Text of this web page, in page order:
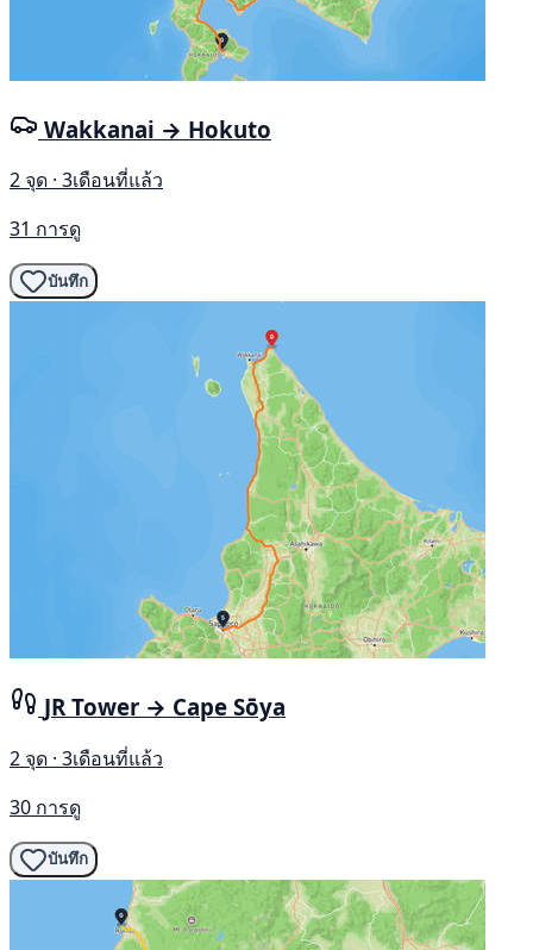
Wakkanai → Hokuto
2 จุด · 3เดือนที่แล้ว
31 การดู
บันทึก
JR Tower → Cape Sōya
2 จุด · 3เดือนที่แล้ว
30 การดู
บันทึก